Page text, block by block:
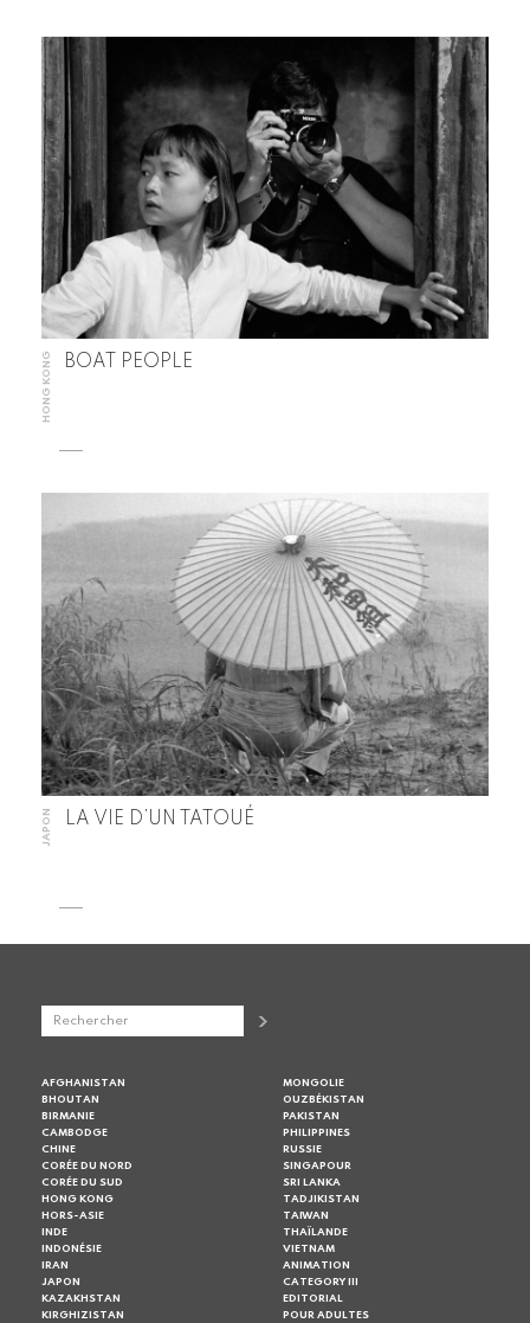
HONG KONG BOAT PEOPLE
JAPON LA VIE D’UN TATOUÉ
AFGHANISTAN
BHOUTAN
BIRMANIE
CAMBODGE
CHINE
CORÉE DU NORD
CORÉE DU SUD
HONG KONG
HORS-ASIE
INDE
INDONÉSIE
IRAN
JAPON
KAZAKHSTAN
KIRGHIZISTAN
MONGOLIE
OUZBÉKISTAN
PAKISTAN
PHILIPPINES
RUSSIE
SINGAPOUR
SRI LANKA
TADJIKISTAN
TAIWAN
THAÏLANDE
VIETNAM
ANIMATION
CATEGORY III
EDITORIAL
POUR ADULTES